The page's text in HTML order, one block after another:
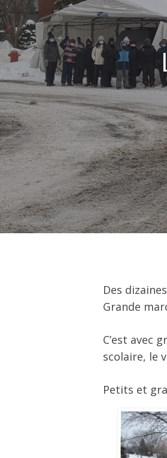
Hit enter to
Des
Grande
C’est avec
scolaire, le
Petits et